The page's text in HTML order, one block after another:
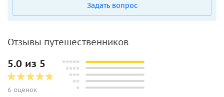
Задать вопрос
Отзывы путешественников
5.0 из 5
6 оценок